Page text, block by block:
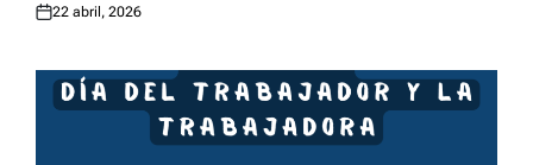
Posted
22 abril, 2026